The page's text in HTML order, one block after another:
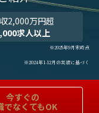
2,000万円超
求人以上
※2025年9月末時点
※2024年1-12月の実績に基づく
今すぐの
でなくてもOK